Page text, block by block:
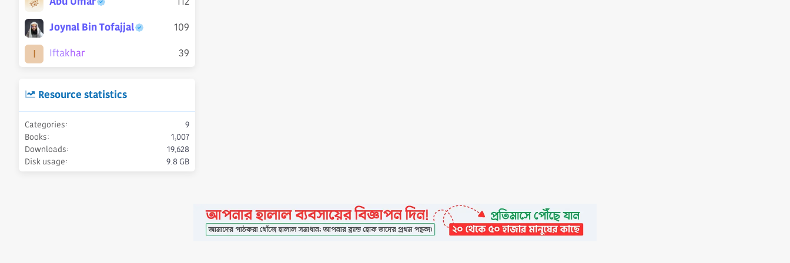
109
Joynal Bin Tofajjal
I 39
Iftakhar
Resource statistics
Categories
9
Books
1,007
Downloads
19,628
Disk usage
9.8 GB